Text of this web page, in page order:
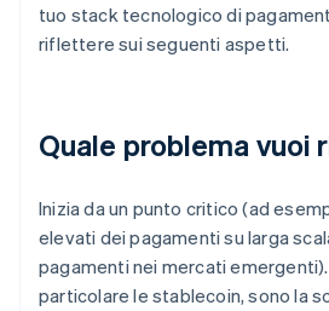
tuo stack tecnologico di
riflettere sui seguenti aspetti.
Quale problema vuoi
Inizia da un punto critico (ad
elevati dei pagamenti su larga
pagamenti nei mercati
particolare le stablecoin, sono la